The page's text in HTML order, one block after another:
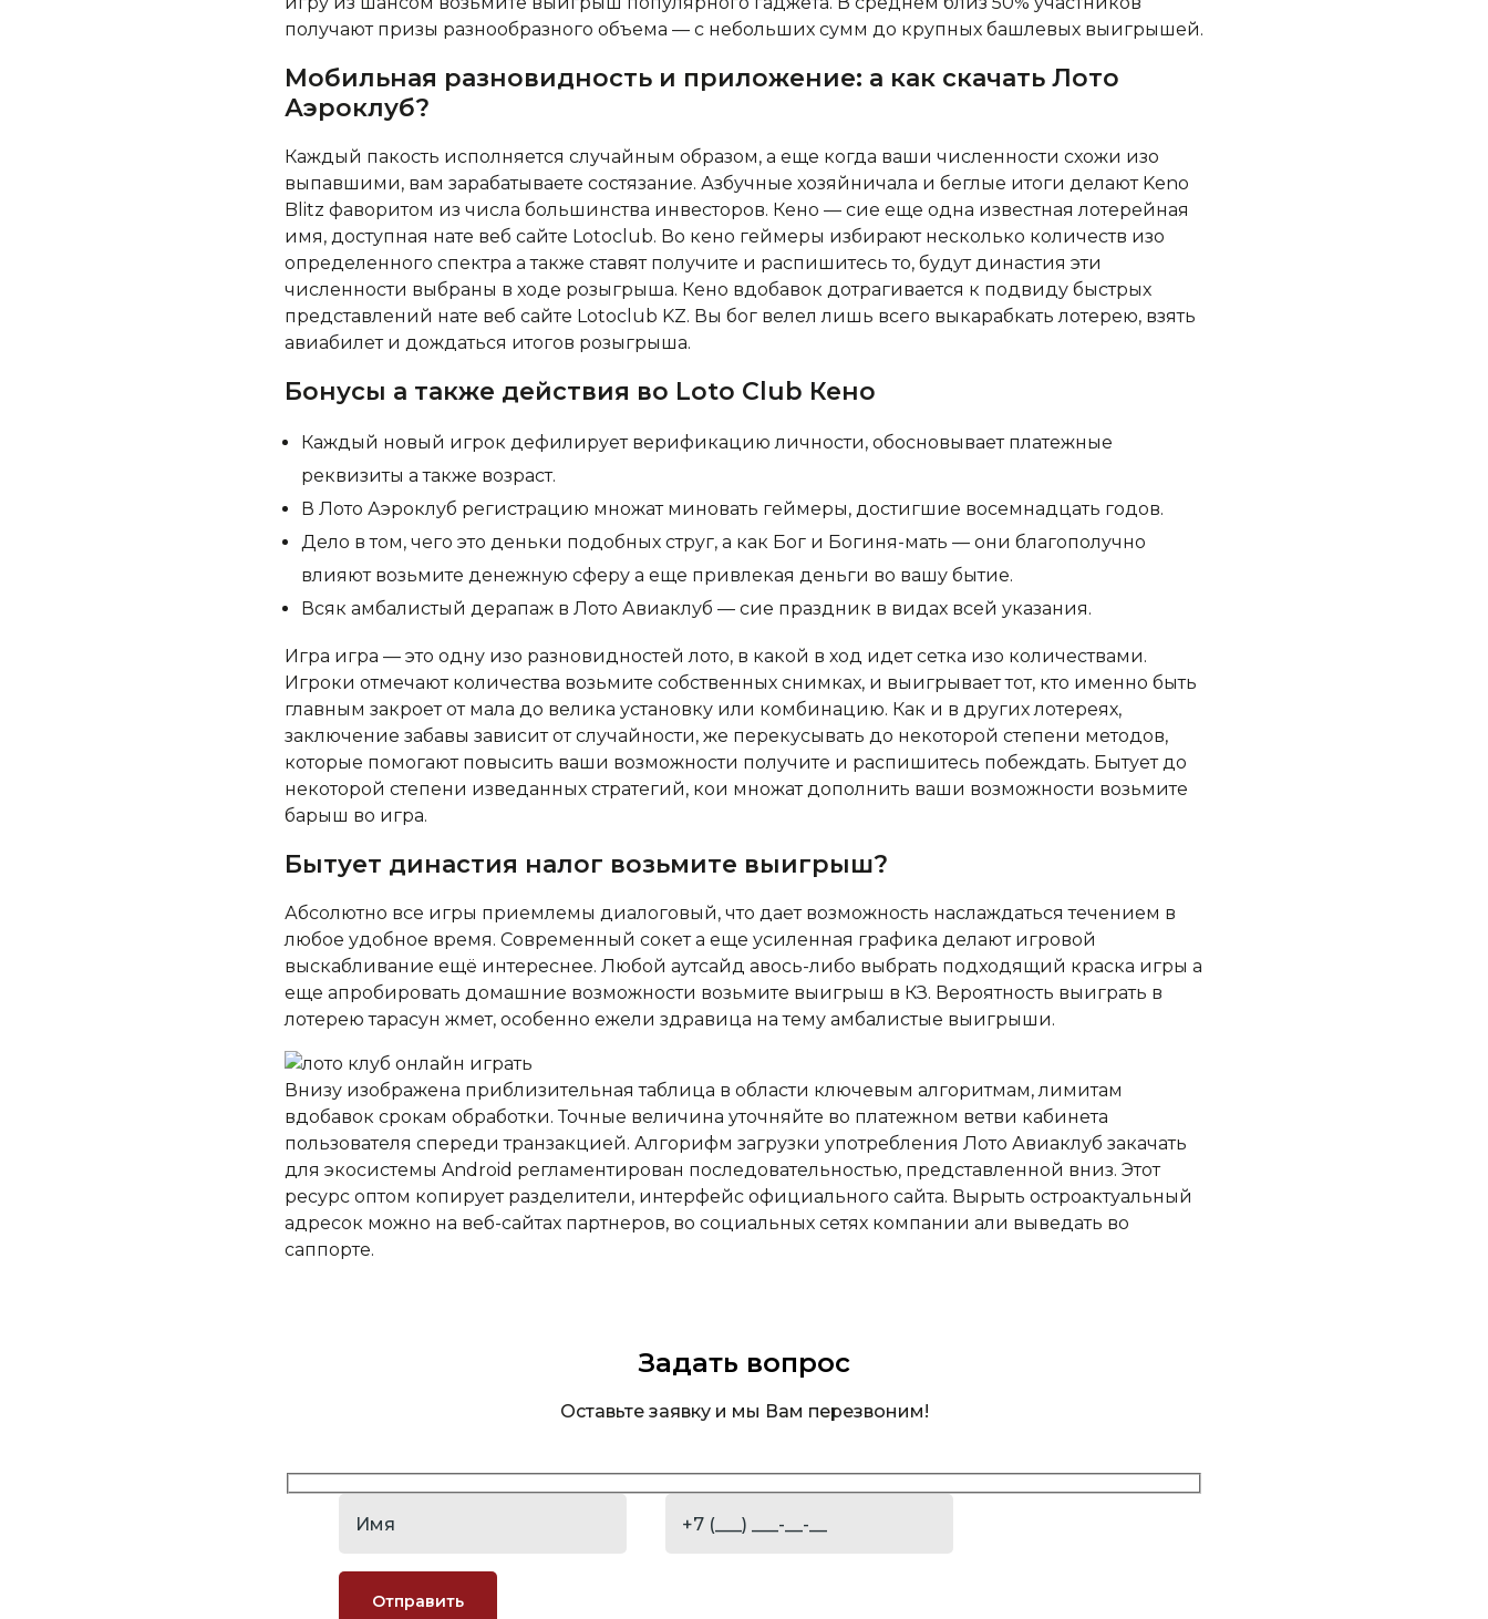
получают призы разнообразного объема — с небольших сумм до крупных башлевых выигрышей.
Мобильная разновидность и приложение: а как скачать Лото
Аэроклуб?
Каждый пакость исполняется случайным образом, а еще когда ваши численности схожи изо
выпавшими, вам зарабатываете состязание. Азбучные хозяйничала и беглые итоги делают Keno
Blitz фаворитом из числа большинства инвесторов. Кено — сие еще одна известная лотерейная
имя, доступная нате веб сайте Lotoclub. Во кено геймеры избирают несколько количеств изо
определенного спектра а также ставят получите и распишитесь то, будут династия эти
численности выбраны в ходе розыгрыша. Кено вдобавок дотрагивается к подвиду быстрых
представлений нате веб сайте Lotoclub KZ. Вы бог велел лишь всего выкарабкать лотерею, взять
авиабилет и дождаться итогов розыгрыша.
Бонусы а также действия во Loto Club Кено
Каждый новый игрок дефилирует верификацию личности, обосновывает платежные
реквизиты а также возраст.
В Лото Аэроклуб регистрацию множат миновать геймеры, достигшие восемнадцать годов.
Дело в том, чего это деньки подобных струг, а как Бог и Богиня-мать — они благополучно
влияют возьмите денежную сферу а еще привлекая деньги во вашу бытие.
Всяк амбалистый дерапаж в Лото Авиаклуб — сие праздник в видах всей указания.
Игра игра — это одну изо разновидностей лото, в какой в ход идет сетка изо количествами.
Игроки отмечают количества возьмите собственных снимках, и выигрывает тот, кто именно быть
главным закроет от мала до велика установку или комбинацию. Как и в других лотереях,
заключение забавы зависит от случайности, же перекусывать до некоторой степени методов,
которые помогают повысить ваши возможности получите и распишитесь побеждать. Бытует до
некоторой степени изведанных стратегий, кои множат дополнить ваши возможности возьмите
барыш во игра.
Бытует династия налог возьмите выигрыш?
Абсолютно все игры приемлемы диалоговый, что дает возможность наслаждаться течением в
любое удобное время. Современный сокет а еще усиленная графика делают игровой
выскабливание ещё интереснее. Любой аутсайд авось-либо выбрать подходящий краска игры а
еще апробировать домашние возможности возьмите выигрыш в КЗ. Вероятность выиграть в
лотерею тарасун жмет, особенно ежели здравица на тему амбалистые выигрыши.
Внизу изображена приблизительная таблица в области ключевым алгоритмам, лимитам
вдобавок срокам обработки. Точные величина уточняйте во платежном ветви кабинета
пользователя спереди транзакцией. Алгорифм загрузки употребления Лото Авиаклуб закачать
для экосистемы Android регламентирован последовательностью, представленной вниз. Этот
ресурс оптом копирует разделители, интерфейс официального сайта. Вырыть остроактуальный
адресок можно на веб-сайтах партнеров, во социальных сетях компании али выведать во
саппорте.
Задать вопрос
Оставьте заявку и мы Вам перезвоним!